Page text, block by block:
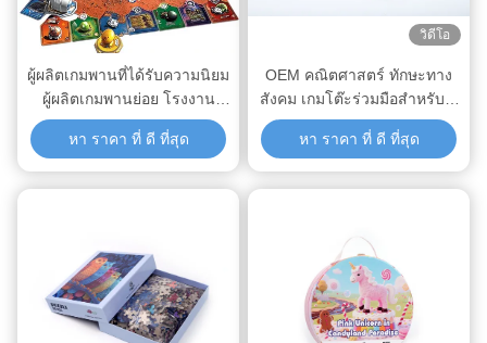
ผู้ผลิตเกมพานที่ได้รับความนิยม
ผู้ผลิตเกมพานย่อย โรงงาน
บันเทิง เกมพานที่พิมพ์ได้ด้วยธีม
ตามสั่งและการปิดผิวแบบ
สแตมป์ร้อน
หา ราคา ที่ ดี ที่สุด
วิดีโอ
OEM คณิตศาสตร์ ทักษะทาง
สังคม เกมโต๊ะร่วมมือสําหรับ 2
คน
หา ราคา ที่ ดี ที่สุด